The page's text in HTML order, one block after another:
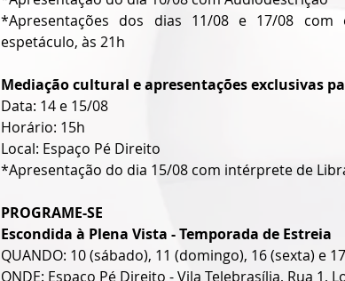
*Apresentações dos dias 11/08 e 17/08
espetáculo, às 21h
Mediação cultural e apresentações exclusivas
Data: 14 e 15/08
Horário: 15h
Local: Espaço Pé Direito
*Apresentação do dia 15/08 com intérprete de
PROGRAME-SE
Escondida à Plena Vista - Temporada de Estreia
QUANDO: 10 (sábado), 11 (domingo), 16 (sexta) e
ONDE: Espaço Pé Direito - Vila Telebrasília, Rua 1,